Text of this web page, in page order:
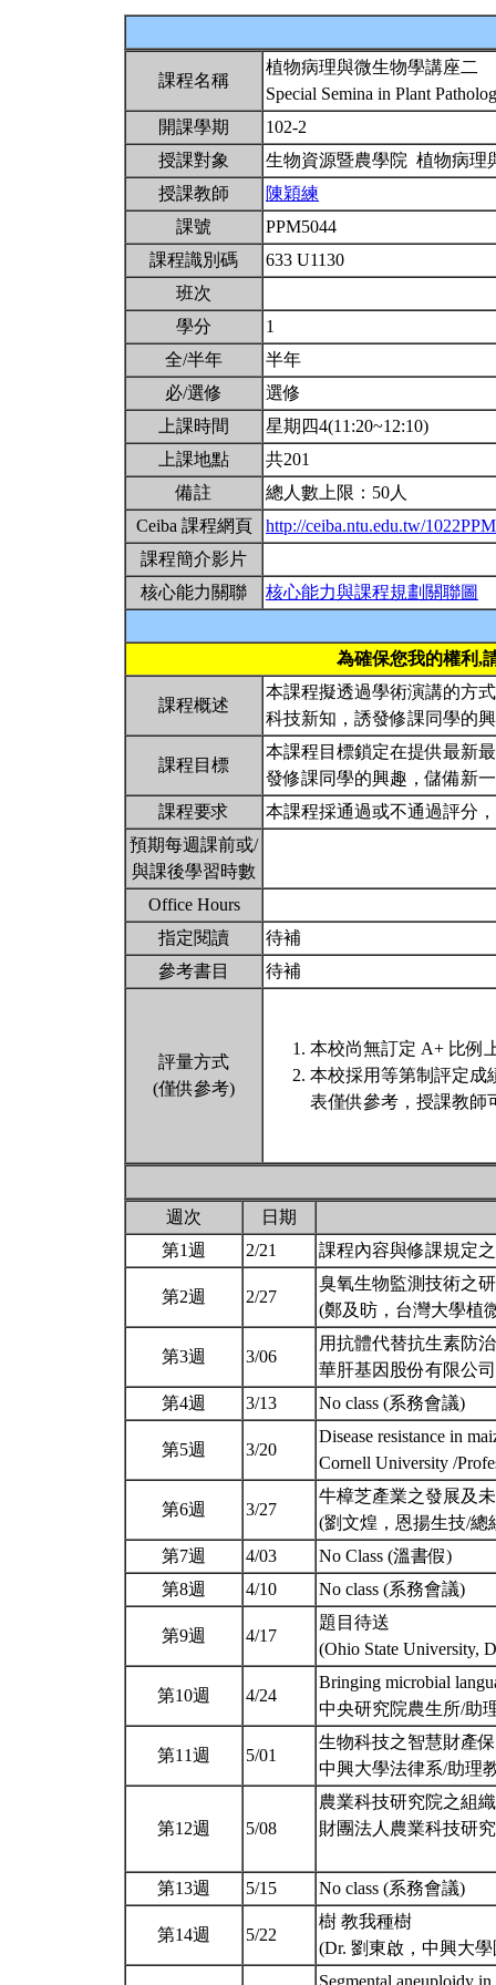
課程名稱
植物病理與微生物學講座二
Special Semina in Plant
開課學期
102-2
授課對象
生物資源暨農學院 植物病
授課教師
陳穎練
課號
PPM5044
課程識別碼
633 U1130
班次
學分
1
全/半年
半年
必/選修
選修
上課時間
星期四4(11:20~12:10)
上課地點
共201
備註
總人數上限：50人
Ceiba 課程網頁
http://ceiba.ntu.edu.tw/
課程簡介影片
核心能力關聯
核心能力與課程規劃關聯圖
為確保您我的權利,
課程概述
本課程擬透過學術演講的方
科技新知，誘發修課同學的
課程目標
本課程目標鎖定在提供最新
發修課同學的興趣，儲備新
課程要求
本課程採通過或不通過評分
預期每週課前或/
與課後學習時數
Office Hours
指定閱讀
待補
參考書目
待補
評量方式
(僅供參考)
本校尚無訂定 A+ 比例
本校採用等第制評定成
表僅供參考，授課教師
週次
日期
第1週
2/21 課程內容與修課規定
第2週 2/27
臭氧生物監測技術之
(鄭及昉，台灣大學植
第3週 3/06
用抗體代替抗生素防
華肝基因股份有限公
第4週
3/13 No class (系務會議)
第5週 3/20
Disease resistance in
Cornell University /
第6週 3/27
牛樟芝產業之發展及
(劉文煌，恩揚生技/總
第7週
4/03
No Class (溫書假)
第8週
4/10 No class (系務會議)
第9週 4/17
題目待送
(Ohio State University,
第10週 4/24
Bringing microbial
中央研究院農生所/助
第11週 5/01
生物科技之智慧財產
中興大學法律系/助理
第12週 5/08
農業科技研究院之組
財團法人農業科技研
第13週 5/15 No class (系務會議)
第14週 5/22
樹 教我種樹
(Dr. 劉東啟，中興大
Segmental aneuploidy in